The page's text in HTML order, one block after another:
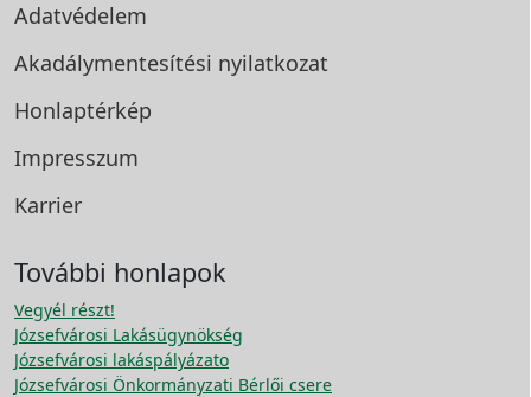
Adatvédelem
Akadálymentesítési nyilatkozat
Honlaptérkép
Impresszum
Karrier
További honlapok
Vegyél részt!
Józsefvárosi Lakásügynökség
Józsefvárosi lakáspályázato
Józsefvárosi Önkormányzati Bérlői csere